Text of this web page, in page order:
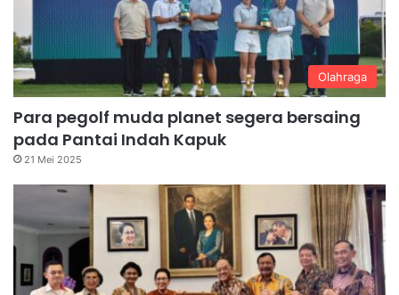
Olahraga
Para pegolf muda planet segera bersaing
pada Pantai Indah Kapuk
21 Mei 2025